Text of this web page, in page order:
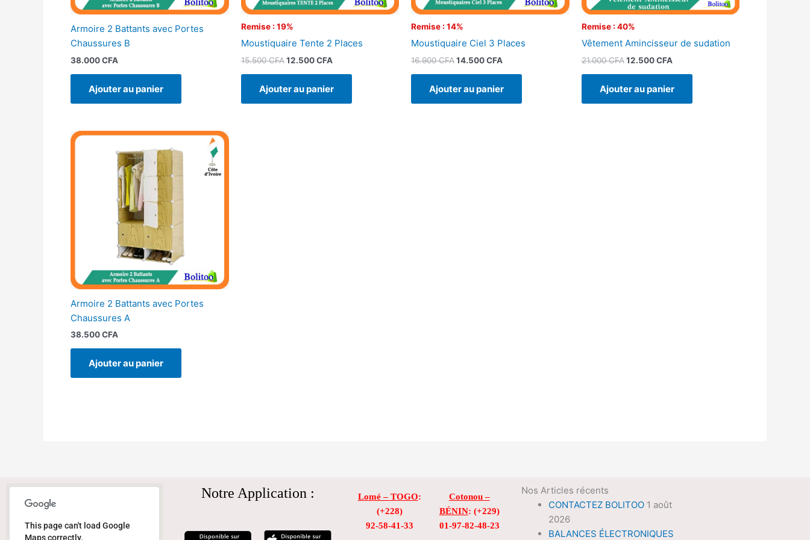
Armoire 2 Battants avec Portes
Chaussures B
38.000CFA
Ajouter au panier
Remise : 19%
Moustiquaire Tente 2 Places
15.500CFA 12.500CFA
Ajouter au panier
Remise : 14%
Moustiquaire Ciel 3 Places
16.900CFA14.500CFA
Ajouter au panier
Remise : 40%
Vêtement Amincisseur de sudation
21.000CFA 12.500CFA
Ajouter au panier
Armoire 2 Battants avec Portes
Chaussures A
38.500CFA
Ajouter au panier
This page can't load Google
Maps correctly.
Notre Application : Lomé – TOGO:
(+228)
92-58-41-33
Cotonou –
BÉNIN: (+229)
01-97-82-48-23
Nos Articles récents
CONTACTEZ BOLITOO 1 août
2026
BALANCES ÉLECTRONIQUES